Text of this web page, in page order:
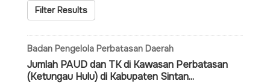
Filter Results
Badan Pengelola Perbatasan Daerah
Jumlah PAUD dan TK di Kawasan Perbatasan
(Ketungau Hulu) di Kabupaten Sintan...